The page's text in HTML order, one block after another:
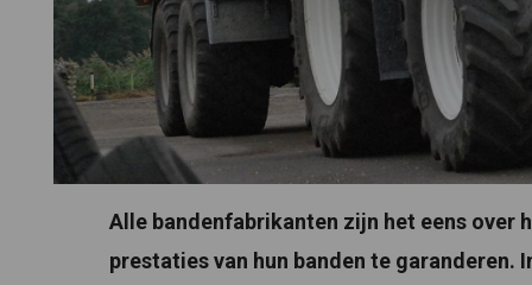
Alle bandenfabrikanten zijn het eens over
prestaties van hun banden te garanderen.